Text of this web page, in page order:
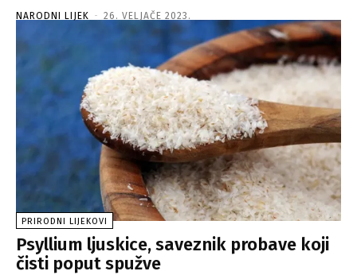
NARODNI LIJEK - 26. VELJAČE 2023.
PRIRODNI LIJEKOVI
Psyllium ljuskice, saveznik probave koji
čisti poput spužve